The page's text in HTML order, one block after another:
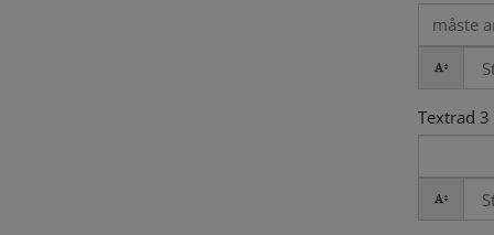
Textrad 3